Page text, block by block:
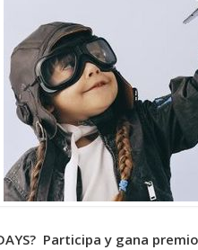
DAYS? Participa y gana